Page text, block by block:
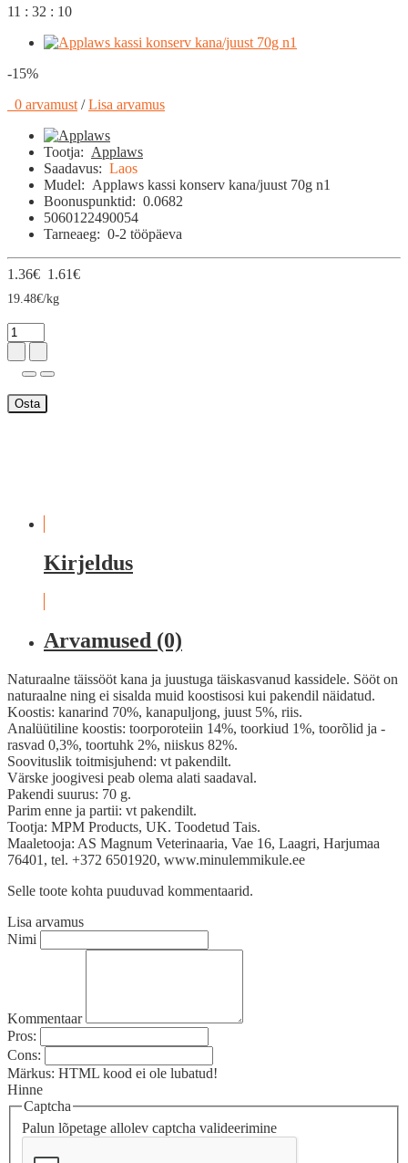
11 : 32 : 09
-15%
0 arvamust / Lisa arvamus
Tootja: Applaws
Saadavus: Laos
Mudel: Applaws kassi konserv kana/juust 70g n1
Boonuspunktid: 0.0682
5060122490054
Tarneaeg: 0-2 tööpäeva
1.36€ 1.61€
19.48€/kg
Osta
Kirjeldus
Arvamused (0)
Naturaalne täissööt kana ja juustuga täiskasvanud kassidele. Sööt on
naturaalne ning ei sisalda muid koostisosi kui pakendil näidatud.
Koostis: kanarind 70%, kanapuljong, juust 5%, riis.
Analüütiline koostis: toorporoteiin 14%, toorkiud 1%, toorõlid ja -
rasvad 0,3%, toortuhk 2%, niiskus 82%.
Soovituslik toitmisjuhend: vt pakendilt.
Värske joogivesi peab olema alati saadaval.
Pakendi suurus: 70 g.
Parim enne ja partii: vt pakendilt.
Tootja: MPM Products, UK. Toodetud Tais.
Maaletooja: AS Magnum Veterinaaria, Vae 16, Laagri, Harjumaa
76401, tel. +372 6501920, www.minulemmikule.ee
Selle toote kohta puuduvad kommentaarid.
Lisa arvamus
Nimi
Kommentaar
Pros:
Cons:
Märkus: HTML kood ei ole lubatud!
Hinne
Captcha
Palun lõpetage allolev captcha valideerimine